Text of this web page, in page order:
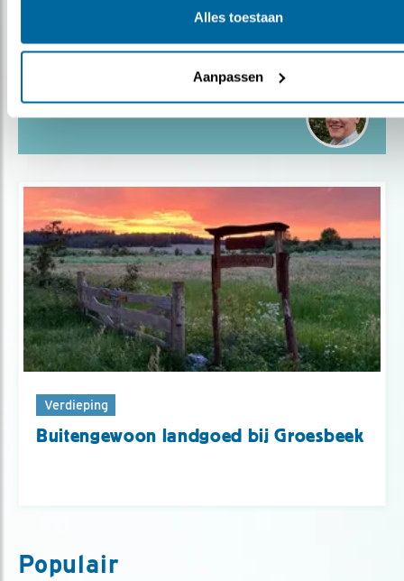
Alles toestaan
Aanpassen
Verdieping
Buitengewoon landgoed bij Groesbeek
Populair